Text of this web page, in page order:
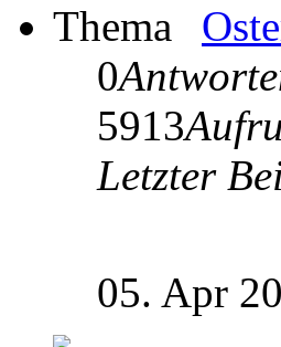
0
5913
Letzter
05. Apr